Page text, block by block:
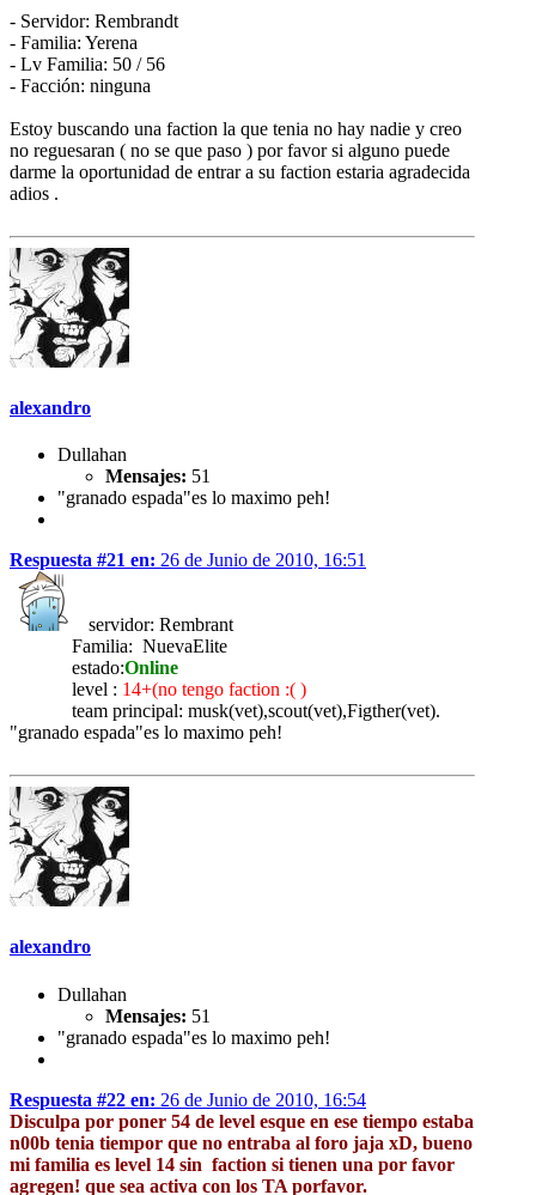
- Servidor: Rembrandt
- Familia: Yerena
- Lv Familia: 50 / 56
- Facción: ninguna
Estoy buscando una faction la que tenia no hay nadie y creo
no reguesaran ( no se que paso ) por favor si alguno puede
darme la oportunidad de entrar a su faction estaria agradecida
adios .
alexandro
Dullahan
Mensajes: 51
"granado espada"es lo maximo peh!
Respuesta #21 en: 26 de Junio de 2010, 16:51
servidor: Rembrant
Familia: NuevaElite
estado:Online
level : 14+(no tengo faction :( )
team principal: musk(vet),scout(vet),Figther(vet).
"granado espada"es lo maximo peh!
alexandro
Dullahan
Mensajes: 51
"granado espada"es lo maximo peh!
Respuesta #22 en: 26 de Junio de 2010, 16:54
Disculpa por poner 54 de level esque en ese tiempo estaba
n00b tenia tiempor que no entraba al foro jaja xD, bueno
mi familia es level 14 sin faction si tienen una por favor
agregen! que sea activa con los TA porfavor.